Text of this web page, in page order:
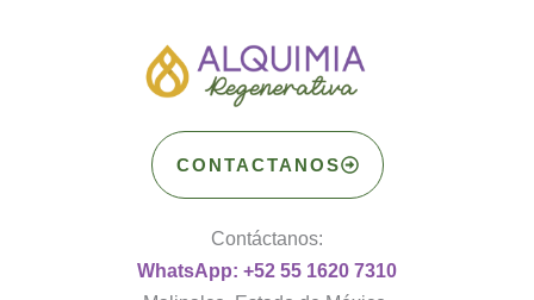
CONTACTANOS
Contáctanos:
WhatsApp: +52 55 1620 7310